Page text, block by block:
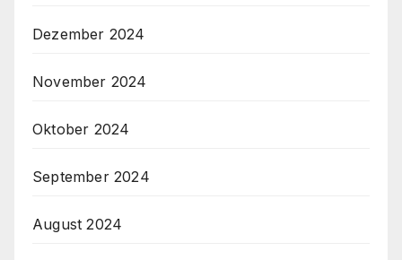
Dezember 2024
November 2024
Oktober 2024
September 2024
August 2024